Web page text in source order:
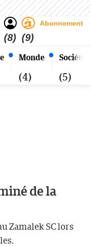
Monde
(4)
Société
(5)
(8)
Abonnement
(9)
de la
Zamalek SC lors